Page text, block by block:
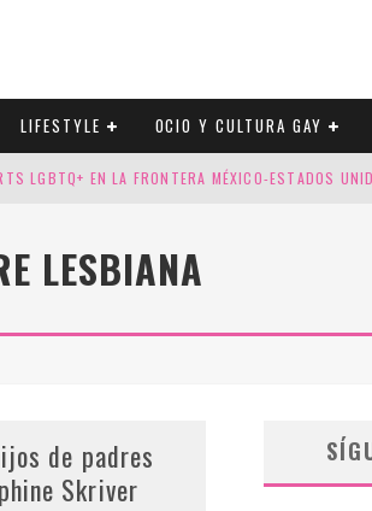
LIFESTYLE OCIO Y CULTURA GAY
LGBTQ+ EN LA FRONTERA MÉXICO-ESTADOS
LGTB
LESBIANA
de padres
Skriver